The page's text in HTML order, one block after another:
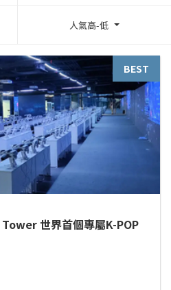
人氣高-低
BEST
世界首個專屬K-POP